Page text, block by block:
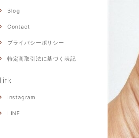
Blog
Contact
プライバシーポリシー
特定商取引法に基づく表記
Link
Instagram
LINE